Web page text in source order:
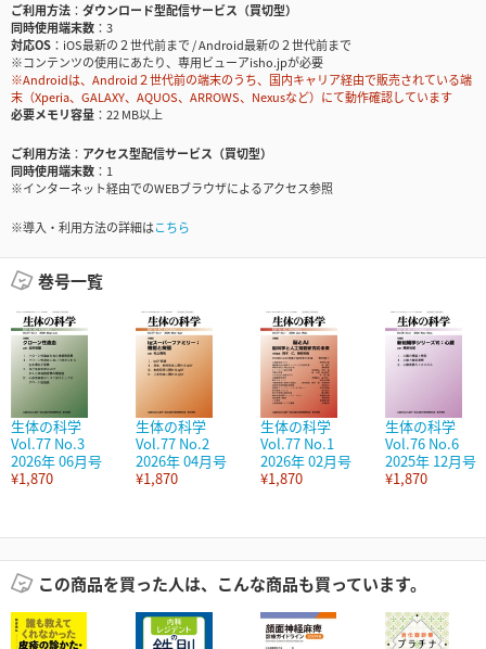
ご利用方法
ダウンロード型配信サービス（買切型）
同時使用端末数
3
対応OS
iOS最新の２世代前まで / Android最新の２世代前まで
※コンテンツの使用にあたり、専用ビューアisho.jpが必要
※Androidは、Android２世代前の端末のうち、国内キャリア経由で販売されている端
末（Xperia、GALAXY、AQUOS、ARROWS、Nexusなど）にて動作確認しています
必要メモリ容量
22 MB以上
ご利用方法
アクセス型配信サービス（買切型）
同時使用端末数
1
※インターネット経由でのWEBブラウザによるアクセス参照
※導入・利用方法の詳細はこちら
巻号一覧
生体の科学
Vol.77 No.3
2026年 06月号
¥1,870
生体の科学
Vol.77 No.2
2026年 04月号
¥1,870
生体の科学
Vol.77 No.1
2026年 02月号
¥1,870
生体の科学
Vol.76 No.6
2025年 12月号
¥1,870
この商品を買った人は、こんな商品も買っています。